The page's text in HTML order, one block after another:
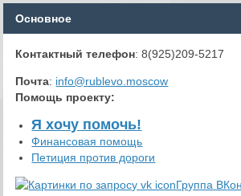
Основное
Контактный телефон: 8(925)209-5217
Почта: info@rublevo.moscow
Помощь проекту:
Я хочу помочь!
Финансовая помощь
Петиция против дороги
Группа